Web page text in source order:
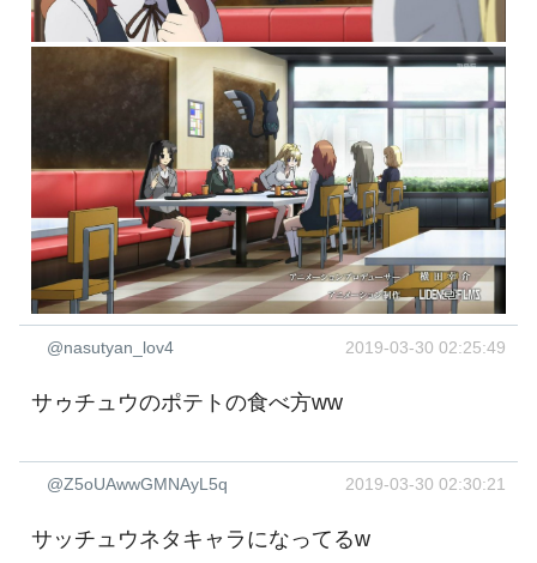
@nasutyan_lov4 2019-03-30 02:25:49
サゥチュウのポテトの食べ方ww
@Z5oUAwwGMNAyL5q 2019-03-30 02:30:21
サッチュウネタキャラになってるw